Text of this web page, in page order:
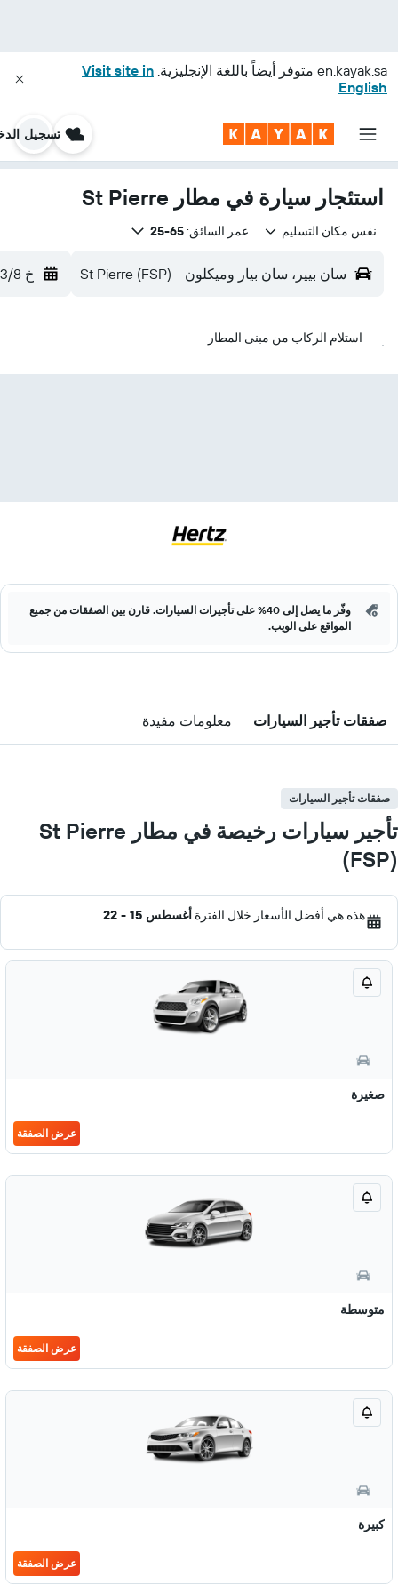
en.kayak.sa متوفر أيضاً باللغة الإنجليزية. Visit site in
English
تسجيل
استئجار سيارة في مطار St Pierre
نفس مكان التسليم عمر السائق:65-25
سان بيير، سان بيار وميكلون - St Pierre (FSP) خ 13/8
استلام الركاب من مبنى المطار
وفّر ما يصل إلى 40% على تأجيرات السيارات. قارن بين الصفقات من جميع
المواقع على الويب.
صفقات تأجير السيارات معلومات مفيدة
صفقات تأجير السيارات
تأجير سيارات رخيصة في مطار St Pierre
(FSP)
هذه هي أفضل الأسعار خلال الفترة أغسطس 15 - 22 .
صغيرة
عرض الصفقة
متوسطة
عرض الصفقة
كبيرة
عرض الصفقة